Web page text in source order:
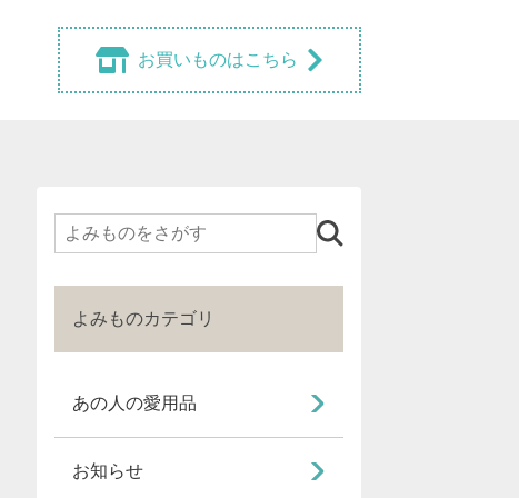
お買いものはこちら
検
索
よみものカテゴリ
あの人の愛用品
お知らせ